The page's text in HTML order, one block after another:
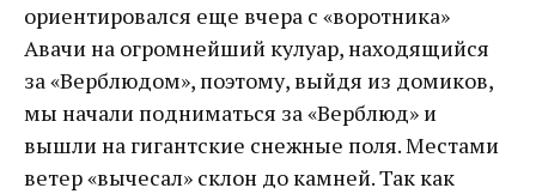
ориентировался еще вчера с «воротника»
Авачи на огромнейший кулуар, находящийся
за «Верблюдом», поэтому, выйдя из домиков,
мы начали подниматься за «Верблюд» и
вышли на гигантские снежные поля. Местами
ветер «вычесал» склон до камней. Так как